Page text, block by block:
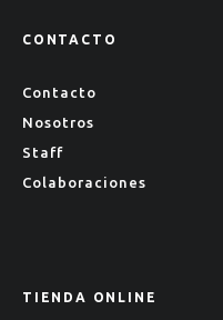
CONTACTO
Contacto
Nosotros
Staff
Colaboraciones
TIENDA ONLINE